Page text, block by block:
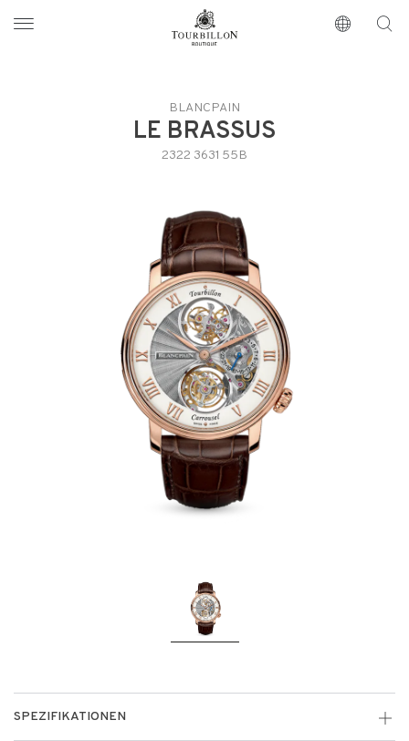
https://www.tourbillon.com/de
BLANCPAIN
LE BRASSUS
2322 3631 55B
SPEZIFIKATIONEN